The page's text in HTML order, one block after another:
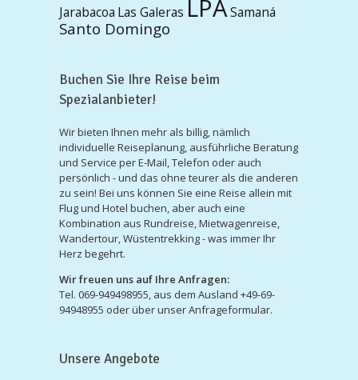
Jarabacoa Las Galeras LPASamaná
Santo Domingo
Buchen Sie Ihre Reise beim
Spezialanbieter!
Wir bieten Ihnen mehr als billig, nämlich
individuelle Reiseplanung, ausführliche Beratung
und Service per E-Mail, Telefon oder auch
persönlich - und das ohne teurer als die anderen
zu sein! Bei uns können Sie eine Reise allein mit
Flug und Hotel buchen, aber auch eine
Kombination aus Rundreise, Mietwagenreise,
Wandertour, Wüstentrekking - was immer Ihr
Herz begehrt.
Wir freuen uns auf Ihre Anfragen:
Tel. 069-949498955, aus dem Ausland +49-69-
94948955 oder über unser Anfrageformular.
Unsere Angebote